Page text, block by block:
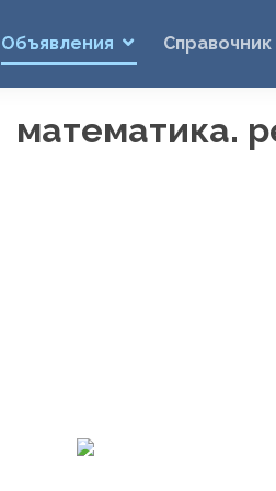
Объявления Справочник
математика.